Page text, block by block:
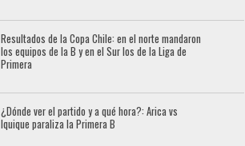
Resultados de la Copa Chile: en el norte mandaron
los equipos de la B y en el Sur los de la Liga de
Primera
¿Dónde ver el partido y a qué hora?: Arica vs
Iquique paraliza la Primera B